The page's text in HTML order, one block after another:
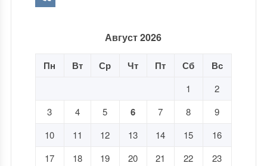
Август 2026
Пн Вт Ср Чт Пт Сб Вс
1
2
3
4 5 6 7 8
9
10
11 12 13 14 15
16
17
18 19 20 21 22
23